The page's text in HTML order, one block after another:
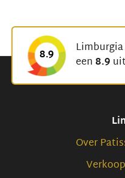
8.9
een8.9
Over